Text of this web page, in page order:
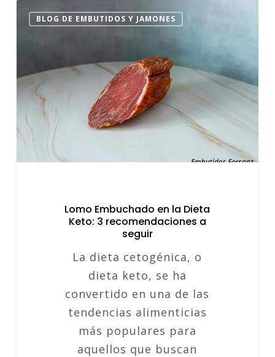
BLOG DE EMBUTIDOS Y JAMONES
Lomo
Embuchado
la
Dieta
Keto:
3
recomendaciones
Lomo Embuchado en la Dieta
Keto: 3 recomendaciones a
seguir
La dieta cetogénica, o
dieta keto, se ha
convertido en una de las
tendencias alimenticias
más populares para
aquellos que buscan